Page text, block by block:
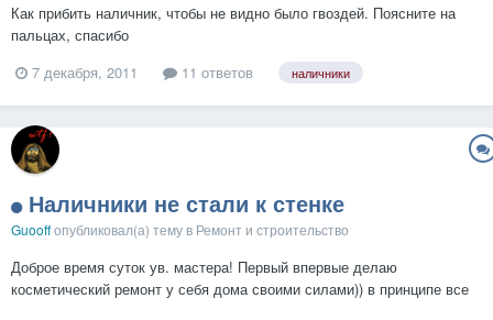
Как прибить наличник, чтобы не видно было гвоздей. Поясните на
пальцах, спасибо
7 декабря, 2011
11 ответов наличники
Наличники не стали к стенке
Guooffопубликовал(а) тему в Ремонт и строительство
Доброе время суток ув. мастера! Первый впервые делаю
косметический ремонт у себя дома своими силами)) в принципе все